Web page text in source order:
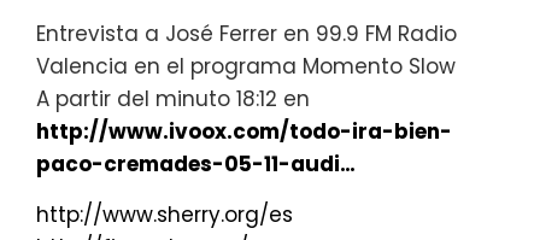
Entrevista a José Ferrer en 99.9 FM Radio
Valencia en el programa Momento Slow
A partir del minuto 18:12 en
http://www.ivoox.com/todo-ira-bien-
paco-cremades-05-11-audi…
http://www.sherry.org/es